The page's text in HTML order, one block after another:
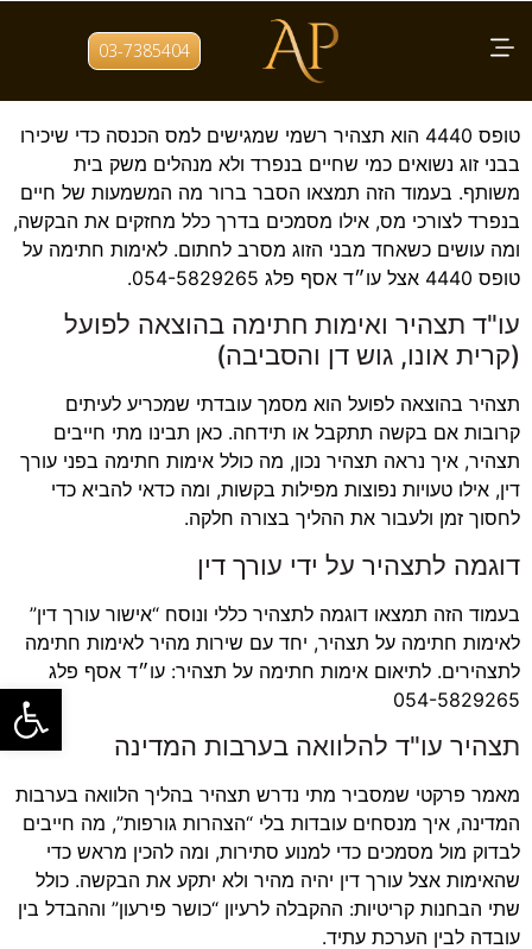
פתח
03-7385404 תגית: אימות חתימה על תצהיר
טופס 4440 הוא תצהיר רשמי שמגישים למס הכנסה כדי שיכירו
בבני זוג נשואים כמי שחיים בנפרד ולא מנהלים משק בית
משותף. בעמוד הזה תמצאו הסבר ברור מה המשמעות של חיים
בנפרד לצורכי מס, אילו מסמכים בדרך כלל מחזקים את הבקשה,
ומה עושים כשאחד מבני הזוג מסרב לחתום. לאימות חתימה על
טופס 4440 אצל עו״ד אסף פלג 054-5829265.
עו"ד תצהיר ואימות חתימה בהוצאה לפועל
(קרית אונו, גוש דן והסביבה)
תצהיר בהוצאה לפועל הוא מסמך עובדתי שמכריע לעיתים
קרובות אם בקשה תתקבל או תידחה. כאן תבינו מתי חייבים
תצהיר, איך נראה תצהיר נכון, מה כולל אימות חתימה בפני עורך
דין, אילו טעויות נפוצות מפילות בקשות, ומה כדאי להביא כדי
לחסוך זמן ולעבור את ההליך בצורה חלקה.
דוגמה לתצהיר על ידי עורך דין
בעמוד הזה תמצאו דוגמה לתצהיר כללי ונוסח “אישור עורך דין”
לאימות חתימה על תצהיר, יחד עם שירות מהיר לאימות חתימה
לתצהירים. לתיאום אימות חתימה על תצהיר: עו״ד אסף פלג
054-5829265
תצהיר עו"ד להלוואה בערבות המדינה
מאמר פרקטי שמסביר מתי נדרש תצהיר בהליך הלוואה בערבות
המדינה, איך מנסחים עובדות בלי “הצהרות גורפות”, מה חייבים
לבדוק מול מסמכים כדי למנוע סתירות, ומה להכין מראש כדי
שהאימות אצל עורך דין יהיה מהיר ולא יתקע את הבקשה. כולל
שתי הבחנות קריטיות: ההקבלה לרעיון “כושר פירעון” וההבדל בין
עובדה לבין הערכת עתיד.